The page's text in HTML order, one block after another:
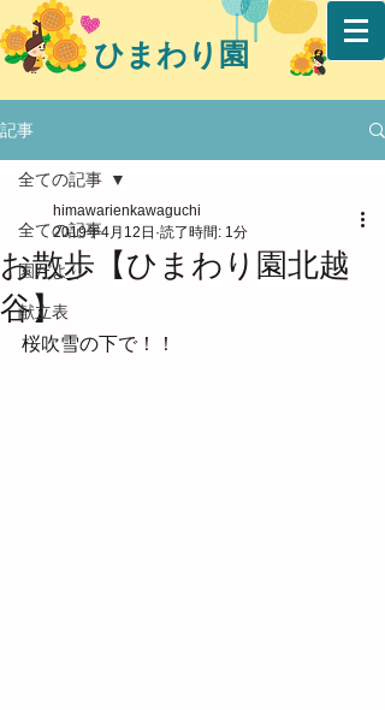
ひまわり園
記事
全ての記事
園だより
献立表
全ての記事
お散歩【ひまわり園北越
谷】
himawarienkawaguchi
2019年4月12日 読了時間: 1分
桜吹雪の下で！！